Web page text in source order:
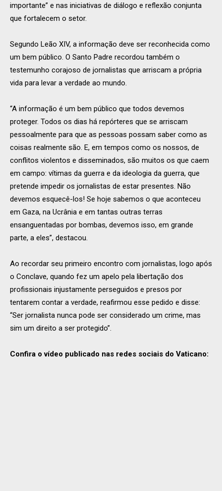
importante” e nas iniciativas de diálogo e reflexão conjunta
que fortalecem o setor.
Segundo Leão XIV, a informação deve ser reconhecida como
um bem público. O Santo Padre recordou também o
testemunho corajoso de jornalistas que arriscam a própria
vida para levar a verdade ao mundo.
“A informação é um bem público que todos devemos
proteger. Todos os dias há repórteres que se arriscam
pessoalmente para que as pessoas possam saber como as
coisas realmente são. E, em tempos como os nossos, de
conflitos violentos e disseminados, são muitos os que caem
em campo: vítimas da guerra e da ideologia da guerra, que
pretende impedir os jornalistas de estar presentes. Não
devemos esquecê-los! Se hoje sabemos o que aconteceu
em Gaza, na Ucrânia e em tantas outras terras
ensanguentadas por bombas, devemos isso, em grande
parte, a eles”, destacou.
Ao recordar seu primeiro encontro com jornalistas, logo após
o Conclave, quando fez um apelo pela libertação dos
profissionais injustamente perseguidos e presos por
tentarem contar a verdade, reafirmou esse pedido e disse:
“Ser jornalista nunca pode ser considerado um crime, mas
sim um direito a ser protegido”.
Confira o vídeo publicado nas redes sociais do Vaticano: